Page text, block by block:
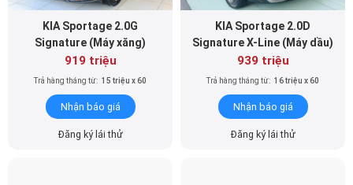
KIA Sportage 2.0G
Signature (Máy xăng)
919 triệu
Trả hàng tháng từ: 15 triệu x 60
Nhận báo giá
Đăng ký lái thử
KIA Sportage 2.0D
Signature X-Line (Máy dầu)
939 triệu
Trả hàng tháng từ: 16 triệu x 60
Nhận báo giá
Đăng ký lái thử